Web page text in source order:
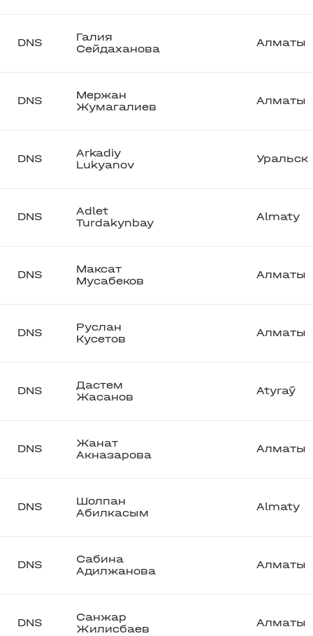
DNS
Галия
Сейдаханова
Алматы
DNS
Мержан
Жумагалиев
Алматы
DNS
Arkadiy
Lukyanov
Уральск
DNS
Adlet
Turdakynbay
Almaty
DNS
Максат
Мусабеков
Алматы
DNS
Руслан
Кусетов
Алматы
DNS
Дастем
Жасанов
Atyraý
DNS
Жанат
Акназарова
Алматы
DNS
Шолпан
Абилкасым
Almaty
DNS
Сабина
Адилжанова
Алматы
DNS
Санжар
Жилисбаев
Алматы